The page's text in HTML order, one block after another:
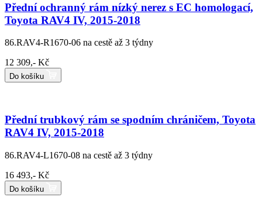
Přední ochranný rám nízký nerez s EC homologací,
Toyota RAV4 IV, 2015-2018
86.RAV4-R1670-06 na cestě až 3 týdny
12 309,- Kč
Do košíku
Přední trubkový rám se spodním chráničem, Toyota
RAV4 IV, 2015-2018
86.RAV4-L1670-08 na cestě až 3 týdny
16 493,- Kč
Do košíku